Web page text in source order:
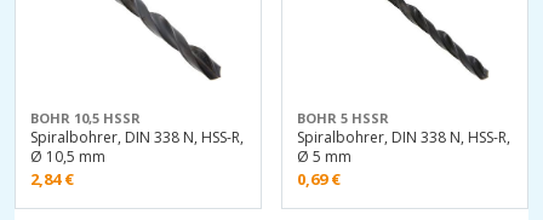
BOHR 10,5 HSSR
Spiralbohrer, DIN 338 N, HSS-R,
Ø 10,5 mm
2,84€
BOHR 5 HSSR
Spiralbohrer, DIN 338 N, HSS-R,
Ø 5 mm
0,69€